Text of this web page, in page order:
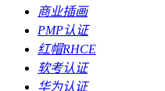
商业插画
PMP认证
红帽RHCE
软考认证
华为认证